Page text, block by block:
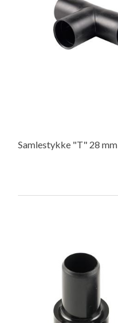
Samlestykke "T" 28 mm